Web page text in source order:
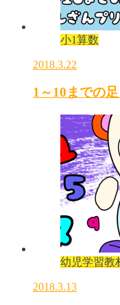
小1算数
2018.3.22
1～10までの
幼児学習教
2018.3.13